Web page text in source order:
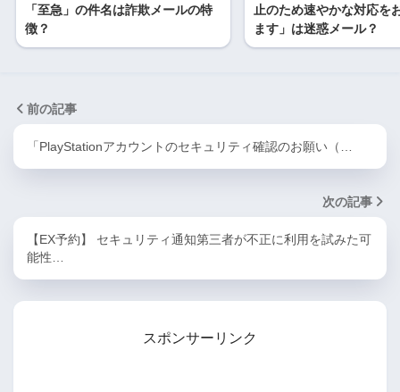
「至急」の件名は詐欺メールの特
徴？
止のため速やかな対応を
ます」は迷惑メール？
前の記事
「PlayStationアカウントのセキュリティ確認のお願い（…
次の記事
【EX予約】 セキュリティ通知第三者が不正に利用を試みた可
能性…
スポンサーリンク